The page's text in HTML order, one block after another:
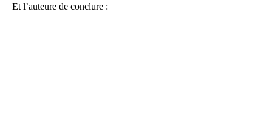
Et l’auteure de conclure :